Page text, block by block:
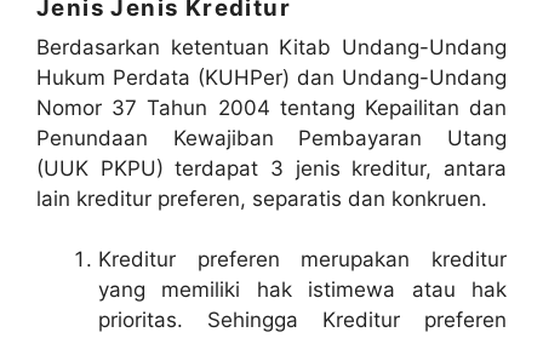
Jenis Jenis Kreditur
Berdasarkan ketentuan Kitab Undang-Undang
Hukum Perdata (KUHPer) dan Undang-Undang
Nomor 37 Tahun 2004 tentang Kepailitan dan
Penundaan Kewajiban Pembayaran Utang
(UUK PKPU) terdapat 3 jenis kreditur, antara
lain kreditur preferen, separatis dan konkruen.
Kreditur preferen merupakan kreditur
yang memiliki hak istimewa atau hak
prioritas. Sehingga Kreditur preferen